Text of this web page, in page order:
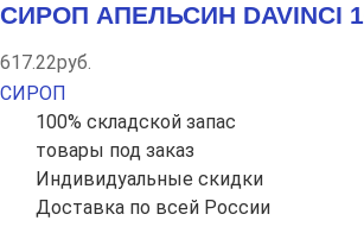
СИРОП АПЕЛЬСИН DAVINCI
617.22руб.
СИРОП
100% складской запас
товары под заказ
Индивидуальные скидки
Доставка по всей России